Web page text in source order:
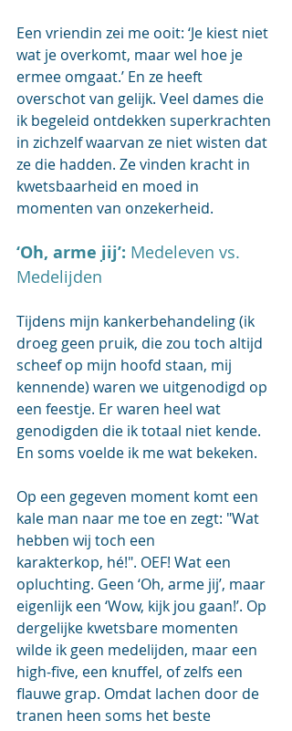
Een vriendin zei me ooit: ‘Je kiest niet
wat je overkomt, maar wel hoe je
ermee omgaat.’ En ze heeft
overschot van gelijk. Veel dames die
ik begeleid ontdekken superkrachten
in zichzelf waarvan ze niet wisten dat
ze die hadden. Ze vinden kracht in
kwetsbaarheid en moed in
momenten van onzekerheid.
‘Oh, arme jij’: Medeleven vs.
Medelijden
Tijdens mijn kankerbehandeling (ik
droeg geen pruik, die zou toch altijd
scheef op mijn hoofd staan, mij
kennende) waren we uitgenodigd op
een feestje. Er waren heel wat
genodigden die ik totaal niet kende.
En soms voelde ik me wat bekeken.
Op een gegeven moment komt een
kale man naar me toe en zegt: "Wat
hebben wij toch een
karakterkop, hé!". OEF! Wat een
opluchting. Geen ‘Oh, arme jij’, maar
eigenlijk een ‘Wow, kijk jou gaan!’. Op
dergelijke kwetsbare momenten
wilde ik geen medelijden, maar een
high-five, een knuffel, of zelfs een
flauwe grap. Omdat lachen door de
tranen heen soms het beste